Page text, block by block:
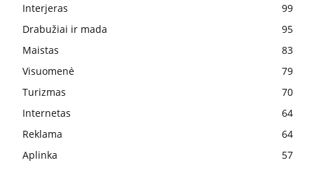
Interjeras
99
Drabužiai ir mada
95
Maistas
83
Visuomenė
79
Turizmas
70
Internetas
64
Reklama
64
Aplinka
57